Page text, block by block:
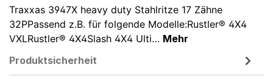
Traxxas 3947X heavy duty Stahlritze 17 Zähne
32PPassend z.B. für folgende Modelle:Rustler® 4X4
VXLRustler® 4X4Slash 4X4 Ulti… Mehr
Produktsicherheit